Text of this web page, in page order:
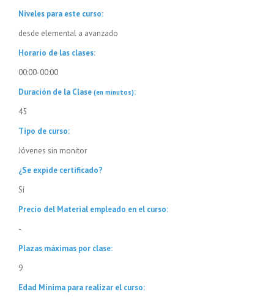
Niveles para este curso:
desde elemental a avanzado
Horario de las clases:
00:00-00:00
Duración de la Clase (en minutos):
45
Tipo de curso:
Jóvenes sin monitor
¿Se expide certificado?
Sí
Precio del Material empleado en el curso:
-
Plazas máximas por clase:
9
Edad Mínima para realizar el curso: